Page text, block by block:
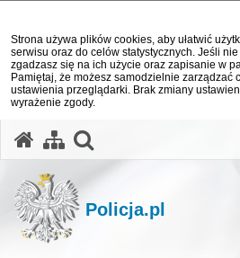
Strona używa plików cookies, aby ułatwić
serwisu oraz do celów statystycznych. Jeśli
zgadzasz się na ich użycie oraz zapisanie w
Pamiętaj, że możesz samodzielnie zarządzać
ustawienia przeglądarki. Brak zmiany
wyrażenie zgody.
Policja.pl